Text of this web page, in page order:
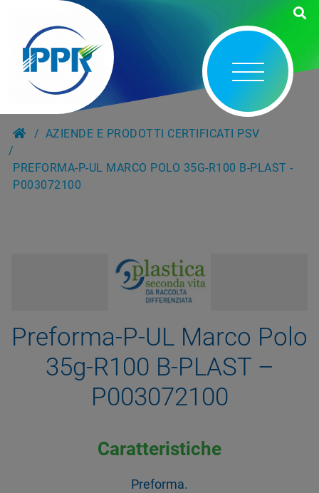
AZIENDE E PRODOTTI CERTIFICATI PSV
PREFORMA-P-UL MARCO POLO 35G-R100 B-PLAST -
P003072100
Preforma-P-UL Marco Polo
35g-R100 B-PLAST –
P003072100
Caratteristiche
Preforma.